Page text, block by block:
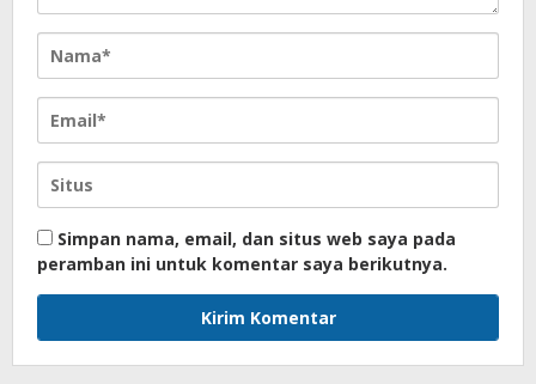
Simpan nama, email, dan situs web saya pada
peramban ini untuk komentar saya berikutnya.